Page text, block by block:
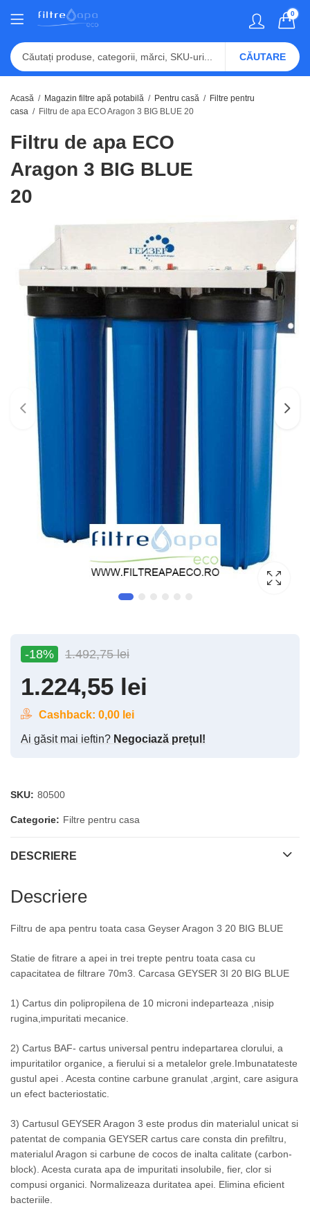
0
CĂUTARE
Acasă Magazin filtre apă potabilă Pentru casă
Filtre pentru
casa
Filtru de apa ECO Aragon 3 BIG BLUE 20
Filtru de apa ECO
Aragon 3 BIG BLUE
20
-18% 1.492,75lei
1.224,55 lei
Cashback: 0,00 lei
Ai găsit mai ieftin? Negociază prețul!
SKU: 80500
Categorie: Filtre pentru casa
DESCRIERE
Descriere
Filtru de apa pentru toata casa Geyser Aragon 3 20 BIG BLUE
Statie de fitrare a apei in trei trepte pentru toata casa cu
capacitatea de filtrare 70m3. Carcasa GEYSER 3I 20 BIG BLUE
1) Cartus din polipropilena de 10 microni indeparteaza ,nisip
rugina,impuritati mecanice.
2) Cartus BAF- cartus universal pentru indepartarea clorului, a
impuritatilor organice, a fierului si a metalelor grele.Imbunatateste
gustul apei . Acesta contine carbune granulat ,argint, care asigura
un efect bacteriostatic.
3) Cartusul GEYSER Aragon 3 este produs din materialul unicat si
patentat de compania GEYSER cartus care consta din prefiltru,
materialul Aragon si carbune de cocos de inalta calitate (carbon-
block). Acesta curata apa de impuritati insolubile, fier, clor si
compusi organici. Normalizeaza duritatea apei. Elimina eficient
bacteriile.